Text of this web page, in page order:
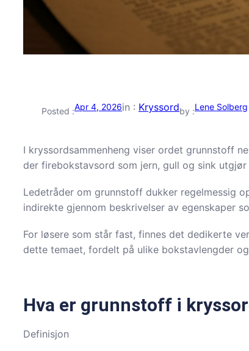
Posted :Apr 4, 2026in : Kryssordby :Lene Solberg
I kryssordsammenheng viser ordet grunnstoff
der firebokstavsord som jern, gull og sink
Ledetråder om grunnstoff dukker regelmessig
indirekte gjennom beskrivelser av egenskaper
For løsere som står fast, finnes det dedikerte
dette temaet, fordelt på ulike bokstavlengder
Hva er grunnstoff i
Definisjon